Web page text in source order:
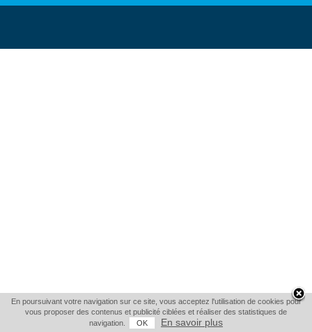
En poursuivant votre navigation sur ce site, vous acceptez l'utilisation de cookies pour
vous proposer des contenus et publicité ciblées et réaliser des statistiques de
navigation.
OK En savoir plus